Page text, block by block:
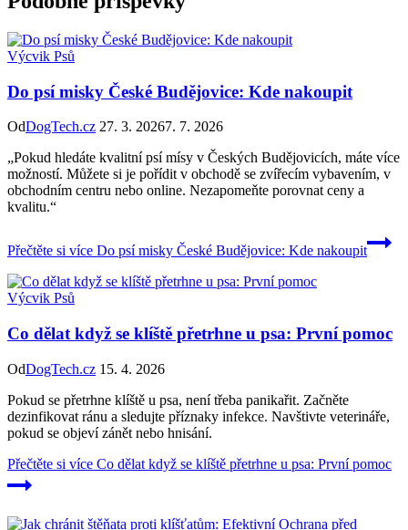
Výcvik Psů
Do psí misky České Budějovice: Kde nakoupit
OdDogTech.cz 27. 3. 20267. 7. 2026
„Pokud hledáte kvalitní psí mísy v Českých Budějovicích, máte více
možností. Můžete si je pořídit v obchodě se zvířecím vybavením, v
obchodním centru nebo online. Nezapomeňte porovnat ceny a
kvalitu.“
Přečtěte si více Do psí misky České Budějovice: Kde nakoupit
Výcvik Psů
Co dělat když se klíště přetrhne u psa: První pomoc
OdDogTech.cz 15. 4. 2026
Pokud se přetrhne klíště u psa, není třeba panikařit. Začněte
dezinfikovat ránu a sledujte příznaky infekce. Navštivte veterináře,
pokud se objeví zánět nebo hnisání.
Přečtěte si více Co dělat když se klíště přetrhne u psa: První pomoc